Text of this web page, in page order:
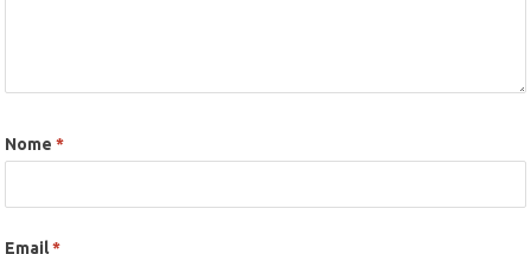
Nome*
Email*